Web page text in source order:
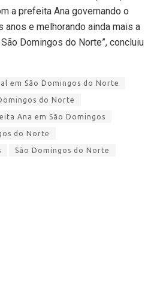
a prefeita Ana governando o
e melhorando ainda mais a
Domingos do Norte”, concluiu
em São Domingos do Norte
do Norte
Ana em São Domingos
do Norte
São Domingos do Norte